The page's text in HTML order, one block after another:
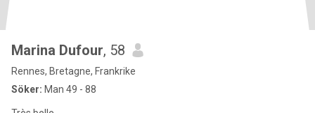
Marina Dufour, 58
Rennes, Bretagne, Frankrike
Söker: Man 49 - 88